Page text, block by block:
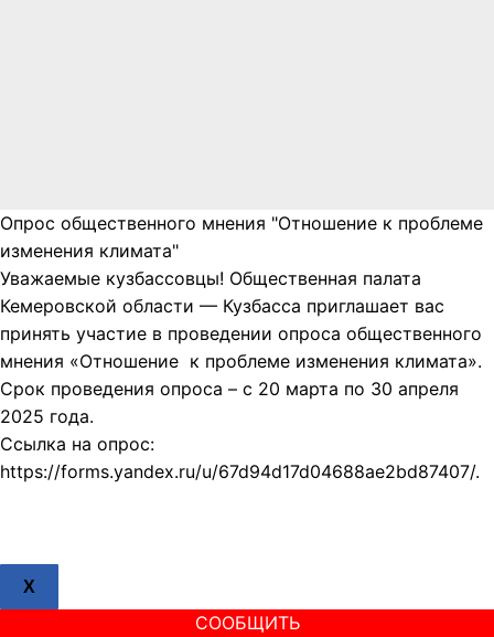
Опрос общественного мнения "Отношение к проблеме
изменения климата"
Уважаемые кузбассовцы! Общественная палата
Кемеровской области — Кузбасса приглашает вас
принять участие в проведении опроса общественного
мнения «Отношение к проблеме изменения климата».
Срок проведения опроса – с 20 марта по 30 апреля
2025 года.
Ссылка на опрос:
https://forms.yandex.ru/u/67d94d17d04688ae2bd87407/.
X
СООБЩИТЬ